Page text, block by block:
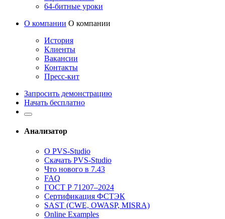
64-битные уроки
О компании О компании
История
Клиенты
Вакансии
Контакты
Пресс-кит
Запросить демонстрацию
Начать бесплатно
Анализатор
О PVS-Studio
Скачать PVS-Studio
Что нового в 7.43
FAQ
ГОСТ Р 71207–2024
Сертификация ФСТЭК
SAST (CWE, OWASP, MISRA)
Online Examples